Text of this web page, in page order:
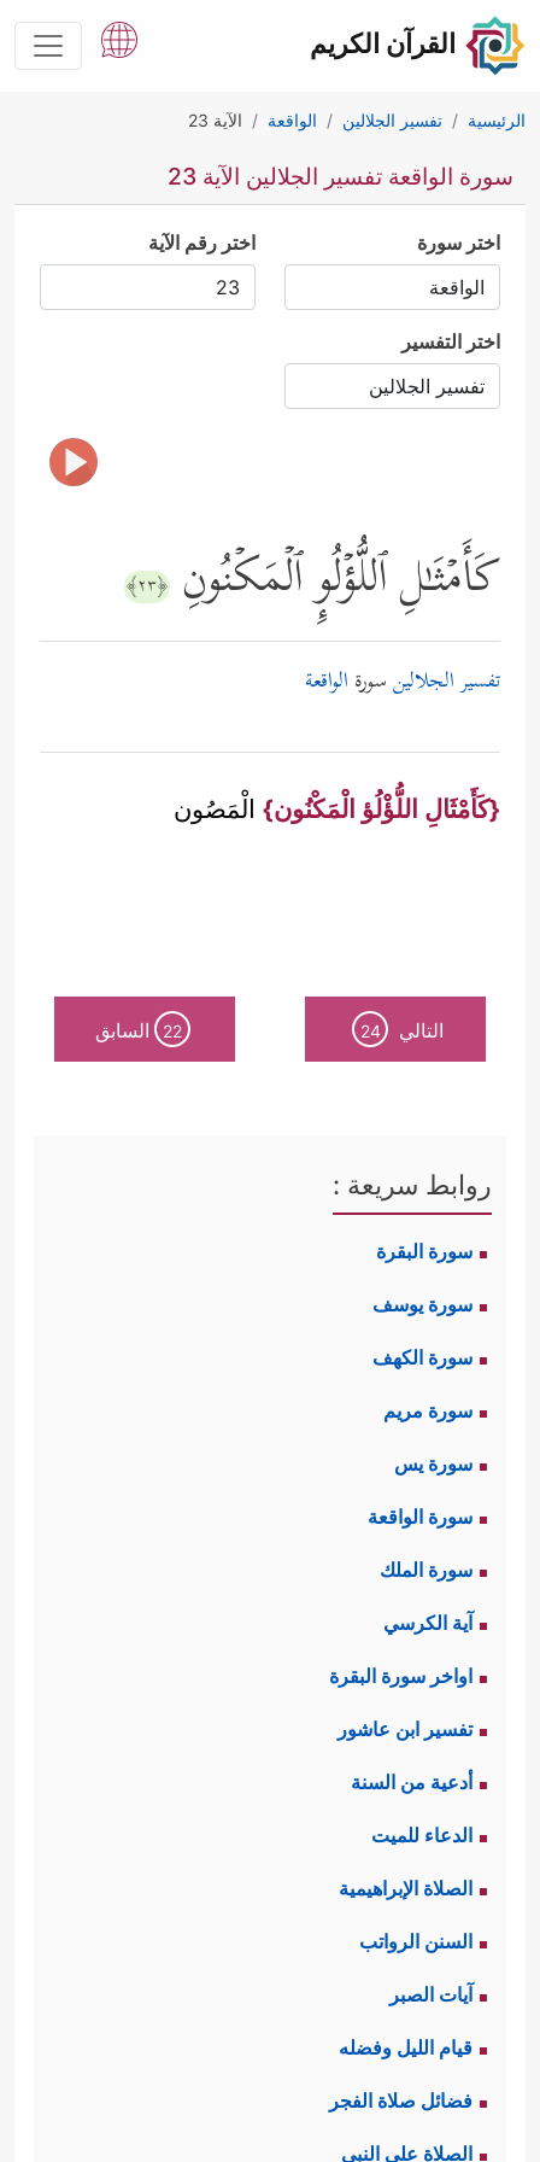
القرآن الكريم
الرئيسية تفسير الجلالين الواقعة الآية 23
سورة الواقعة تفسير الجلالين الآية 23
اختر سورة اختر رقم الآية
اختر التفسير
كَأَمۡثَـٰلِ ٱللُّؤۡلُوِٕ ٱلۡمَكۡنُونِ ﴿٢٣﴾
تفسير الجلالينسورة الواقعة
{كَأَمْثَالِ اللُّؤْلُؤ الْمَكْنُون} الْمَصُون
التالي 24
22 السابق
روابط سريعة :
سورة البقرة
سورة يوسف
سورة الكهف
سورة مريم
سورة يس
سورة الواقعة
سورة الملك
آية الكرسي
اواخر سورة البقرة
تفسير ابن عاشور
أدعية من السنة
الدعاء للميت
الصلاة الإبراهيمية
السنن الرواتب
آيات الصبر
قيام الليل وفضله
فضائل صلاة الفجر
الصلاة على النبي